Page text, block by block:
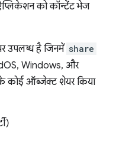
को कॉन्टेंट भेज
उपलब्ध है जिनमें share
Windows, और
कोई ऑब्जेक्ट शेयर किया